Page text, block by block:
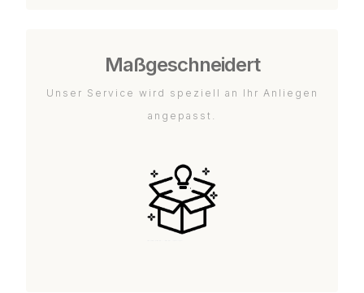
Maßgeschneidert
Unser Service wird speziell an Ihr Anliegen
angepasst.